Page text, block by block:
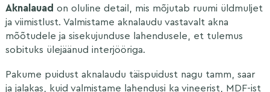
Aknalauad on oluline detail, mis mõjutab ruumi üldmuljet
ja viimistlust. Valmistame aknalaudu vastavalt akna
mõõtudele ja sisekujunduse lahendusele, et tulemus
sobituks ülejäänud interjööriga.
Pakume puidust aknalaudu täispuidust nagu tamm, saar
ja jalakas, kuid valmistame lahendusi ka vineerist, MDF-ist